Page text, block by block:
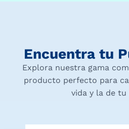
Encuentra tu
Explora nuestra gama
producto perfecto para
vida y la de tu